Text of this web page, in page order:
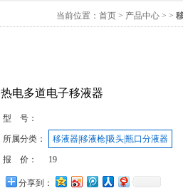
当前位置： 首页 > 产品中心 > >
热电多道电子移液器
型 号：
所属分类： 移液器|移液枪|吸头|瓶口分液器
报 价： 19
分享到：